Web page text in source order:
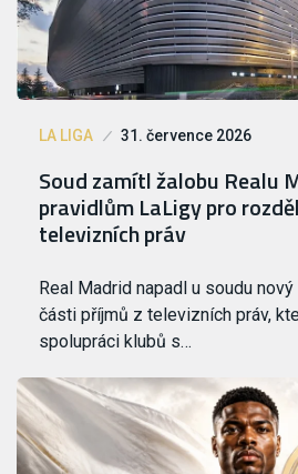
LA LIGA 31. července 2026
Soud zamítl žalobu Realu
pravidlům LaLigy pro
televizních práv
Real Madrid napadl u soudu
části příjmů z televizních práv,
spolupráci klubů s…